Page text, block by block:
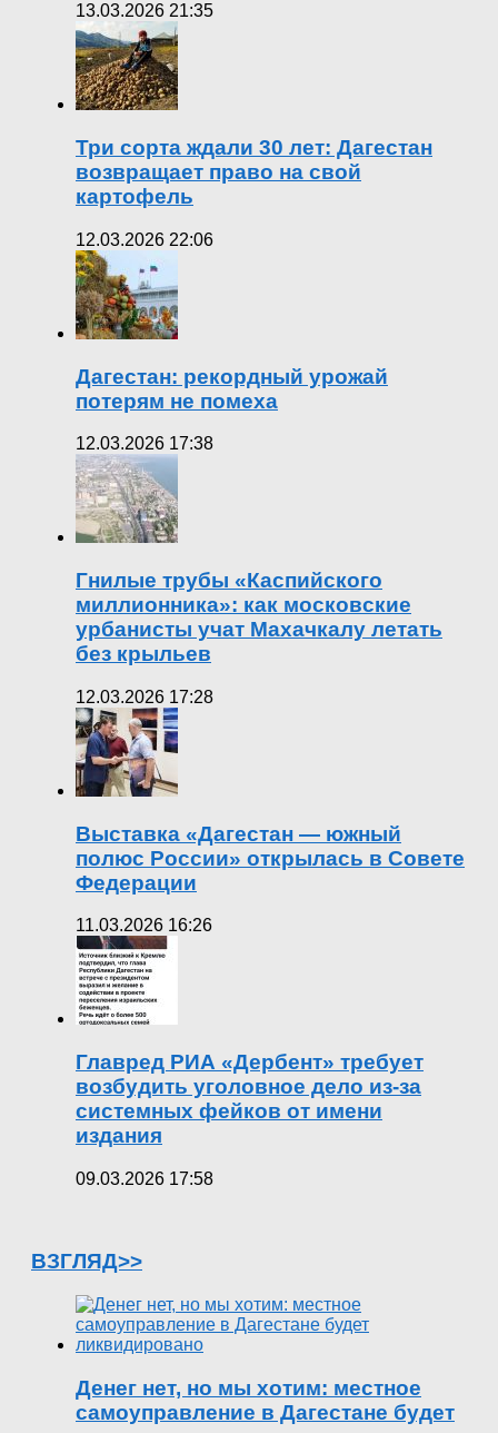
13.03.2026 21:35
Три сорта ждали 30 лет: Дагестан
возвращает право на свой
картофель
12.03.2026 22:06
Дагестан: рекордный урожай
потерям не помеха
12.03.2026 17:38
Гнилые трубы «Каспийского
миллионника»: как московские
урбанисты учат Махачкалу летать
без крыльев
12.03.2026 17:28
Выставка «Дагестан — южный
полюс России» открылась в Совете
Федерации
11.03.2026 16:26
Главред РИА «Дербент» требует
возбудить уголовное дело из-за
системных фейков от имени
издания
09.03.2026 17:58
ВЗГЛЯД>>
Денег нет, но мы хотим: местное
самоуправление в Дагестане будет